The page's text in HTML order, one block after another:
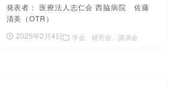
発表者： 医療法人志仁会 西脇病院 佐藤
清美（OTR）
2025年2月4日
学会、研究会、講演会